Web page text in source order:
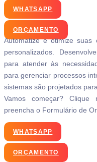
WHATSAPP
ORÇAMENTO
Automatize e otimize suas
personalizados.
para atender às
para gerenciar processos
sistemas são projetados
Vamos começar?
preencha o Formulário de
WHATSAPP
ORÇAMENTO